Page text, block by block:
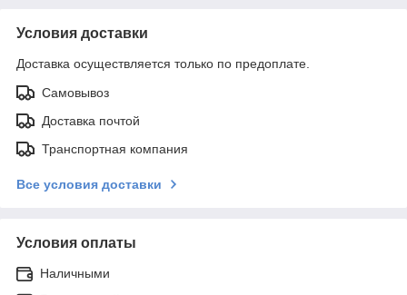
Условия доставки
Доставка осуществляется только по предоплате.
Самовывоз
Доставка почтой
Транспортная компания
Все условия доставки
Условия оплаты
Наличными